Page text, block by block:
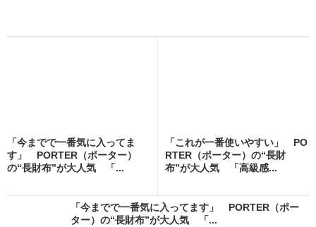
「今までで一番気に入ってま
す」 PORTER（ポーター）
の“長財布”が大人気 「...
「これが一番使いやすい」 PO
RTER（ポーター）の“長財
布”が大人気 「高級感...
「今までで一番気に入ってます」 PORTER（ポー
ター）の“長財布”が大人気 「...